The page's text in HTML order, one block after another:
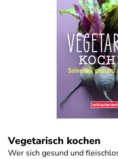
Vegetarisch kochen
Wer sich gesund und